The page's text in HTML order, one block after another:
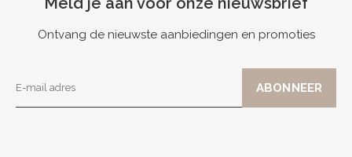
Ontvang de nieuwste aanbiedingen en promoties